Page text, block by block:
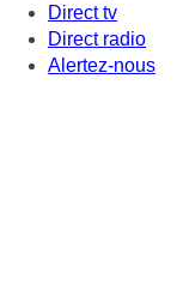
Direct tv
Direct radio
Alertez-nous